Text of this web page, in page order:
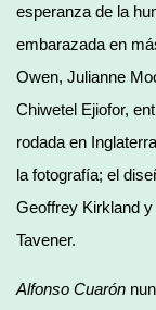
esperanza de la
embarazada en
Owen, Julianne
Chiwetel Ejiofor,
rodada en
la fotografía; el
Geoffrey Kirkland
Tavener.
Alfonso Cuarón